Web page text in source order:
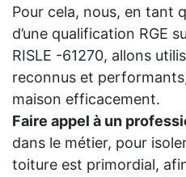
Pour cela, nous, en tant
d’une qualification RGE
RISLE -61270, allons
reconnus et
maison efficacement.
Faire appel à un
dans le métier, pour
toiture est primordial,